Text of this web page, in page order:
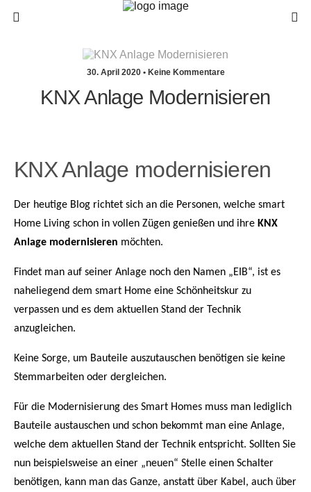
30. April 2020 • Keine Kommentare
KNX Anlage Modernisieren
KNX Anlage modernisieren
Der heutige Blog richtet sich an die Personen, welche smart
Home Living schon in vollen Zügen genießen und ihre KNX
Anlage modernisieren möchten.
Findet man auf seiner Anlage noch den Namen „EIB“, ist es
naheliegend dem smart Home eine Schönheitskur zu
verpassen und es dem aktuellen Stand der Technik
anzugleichen.
Keine Sorge, um Bauteile auszutauschen benötigen sie keine
Stemmarbeiten oder dergleichen.
Für die Modernisierung des Smart Homes muss man lediglich
Bauteile austauschen und schon bekommt man eine Anlage,
welche dem aktuellen Stand der Technik entspricht. Sollten Sie
nun beispielsweise an einer „neuen“ Stelle einen Schalter
benötigen, kann man das Ganze, anstatt über Kabel, auch über